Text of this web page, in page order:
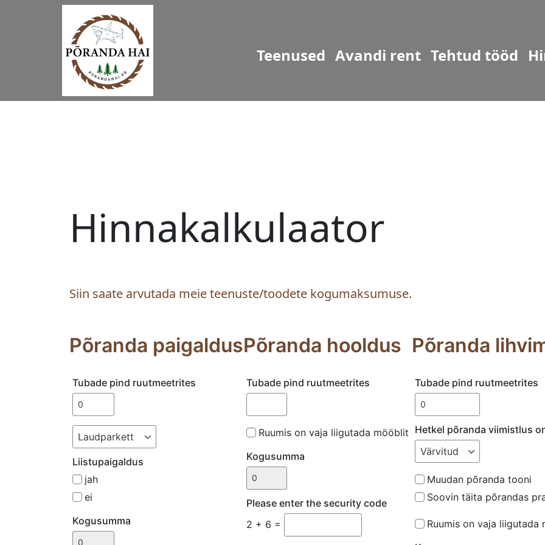
Teenused Avandi rent Tehtud tööd
Hinnakalkulaator
Siin saate arvutada meie teenuste/toodete kogumaksumuse.
Põranda paigaldus
Tubade pind ruutmeetrites
Liistupaigaldus
jah
ei
Kogusumma
Põranda hooldus
Tubade pind ruutmeetrites
Ruumis on vaja liigutada mööblit
Kogusumma
Please enter the security code
2 + 6 =
Põranda
Tubade pind ruutmeetrites
Hetkel põranda viimistlus
Muudan põranda tooni
Soovin täita põrandas
Ruumis on vaja liigutada